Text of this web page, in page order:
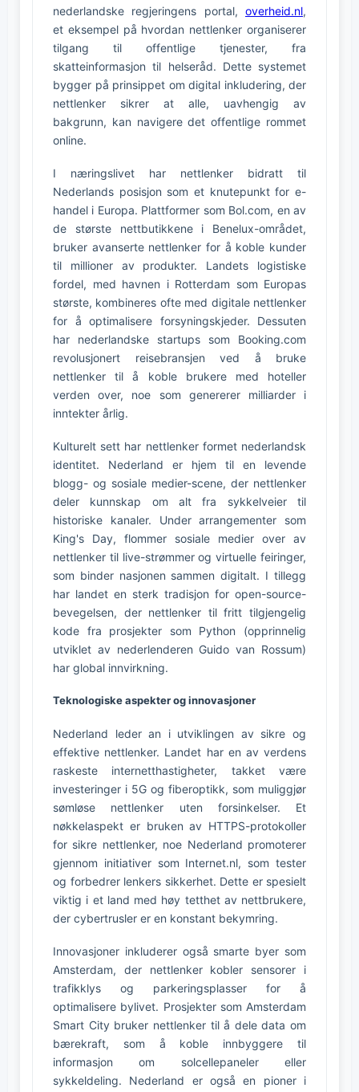
nederlandske regjeringens portal, overheid.nl,
et eksempel på hvordan nettlenker organiserer
tilgang til offentlige tjenester, fra
skatteinformasjon til helseråd. Dette systemet
bygger på prinsippet om digital inkludering, der
nettlenker sikrer at alle, uavhengig av
bakgrunn, kan navigere det offentlige rommet
online.
I næringslivet har nettlenker bidratt til
Nederlands posisjon som et knutepunkt for e-
handel i Europa. Plattformer som Bol.com, en av
de største nettbutikkene i Benelux-området,
bruker avanserte nettlenker for å koble kunder
til millioner av produkter. Landets logistiske
fordel, med havnen i Rotterdam som Europas
største, kombineres ofte med digitale nettlenker
for å optimalisere forsyningskjeder. Dessuten
har nederlandske startups som Booking.com
revolusjonert reisebransjen ved å bruke
nettlenker til å koble brukere med hoteller
verden over, noe som genererer milliarder i
inntekter årlig.
Kulturelt sett har nettlenker formet nederlandsk
identitet. Nederland er hjem til en levende
blogg- og sosiale medier-scene, der nettlenker
deler kunnskap om alt fra sykkelveier til
historiske kanaler. Under arrangementer som
King's Day, flommer sosiale medier over av
nettlenker til live-strømmer og virtuelle feiringer,
som binder nasjonen sammen digitalt. I tillegg
har landet en sterk tradisjon for open-source-
bevegelsen, der nettlenker til fritt tilgjengelig
kode fra prosjekter som Python (opprinnelig
utviklet av nederlenderen Guido van Rossum)
har global innvirkning.
Teknologiske aspekter og innovasjoner
Nederland leder an i utviklingen av sikre og
effektive nettlenker. Landet har en av verdens
raskeste internetthastigheter, takket være
investeringer i 5G og fiberoptikk, som muliggjør
sømløse nettlenker uten forsinkelser. Et
nøkkelaspekt er bruken av HTTPS-protokoller
for sikre nettlenker, noe Nederland promoterer
gjennom initiativer som Internet.nl, som tester
og forbedrer lenkers sikkerhet. Dette er spesielt
viktig i et land med høy tetthet av nettbrukere,
der cybertrusler er en konstant bekymring.
Innovasjoner inkluderer også smarte byer som
Amsterdam, der nettlenker kobler sensorer i
trafikklys og parkeringsplasser for å
optimalisere bylivet. Prosjekter som Amsterdam
Smart City bruker nettlenker til å dele data om
bærekraft, som å koble innbyggere til
informasjon om solcellepaneler eller
sykkeldeling. Nederland er også en pioner i